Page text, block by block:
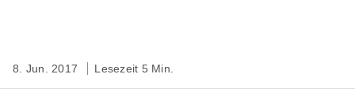
8. Jun. 2017 Lesezeit 5 Min.